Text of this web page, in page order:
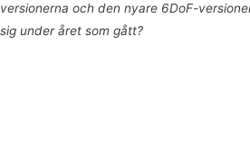
versionerna och den nyare 6DoF-
sig under året som gått?